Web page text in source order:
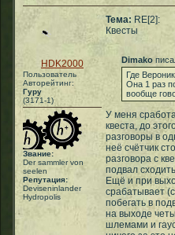
HDK2000
Пользователь
Авторейтинг:
Гуру
(3171-1)
Звание:
Der sammler von
seelen
Репутация:
Deviseninlander
Hydropolis
Тема: RE[2]:
Квесты
Dimako
Где
Она 1 раз
вообще
У меня
квеста, до
разговоры в
неё счётчик
разговора с
подвал
Ещё и при
срабатывает
побегать в
на выходе
шлемами и